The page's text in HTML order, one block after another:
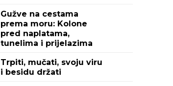
Gužve na cestama
prema moru: Kolone
pred naplatama,
tunelima i prijelazima
Trpiti, mučati, svoju viru
i besidu držati